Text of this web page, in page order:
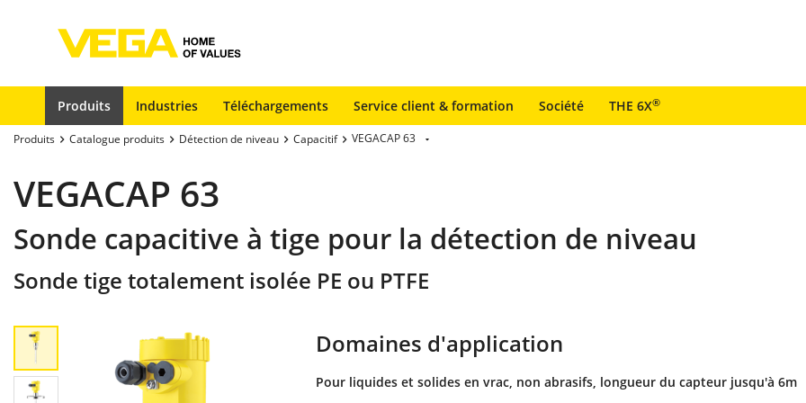
Produits Industries Téléchargements Service client & formation Société THE 6X®
Produits Catalogue produits Détection de niveau Capacitif VEGACAP 63
VEGACAP 63
Sonde capacitive à tige pour la détection de niveau
Sonde tige totalement isolée PE ou PTFE
Domaines d'application
Pour liquides et solides en vrac, non abrasifs, longueur du capteur jusqu'à 6m